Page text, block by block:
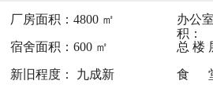
厂房面积：4800 ㎡
办公
积：
宿舍面积：600 ㎡ 总 楼
新旧程度： 九成新 食